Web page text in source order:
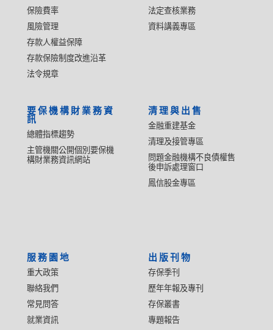
保險費率
風險管理
存款人權益保障
存款保險制度改進沿革
法令規章
法定查核業務
資料講義專區
要保機構財業務資
訊
總體指標趨勢
主管機關公開個別要保機
構財業務資訊網站
清理與出售
金融重建基金
清理及接管專區
問題金融機構不良債權售
後申訴處理窗口
鳳信股金專區
服務園地
重大政策
聯絡我們
常見問答
就業資訊
出版刊物
存保季刊
歷年年報及專刊
存保叢書
專題報告